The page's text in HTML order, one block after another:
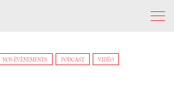
NOS ÉVÈNEMENTS PODCAST VIDÉO